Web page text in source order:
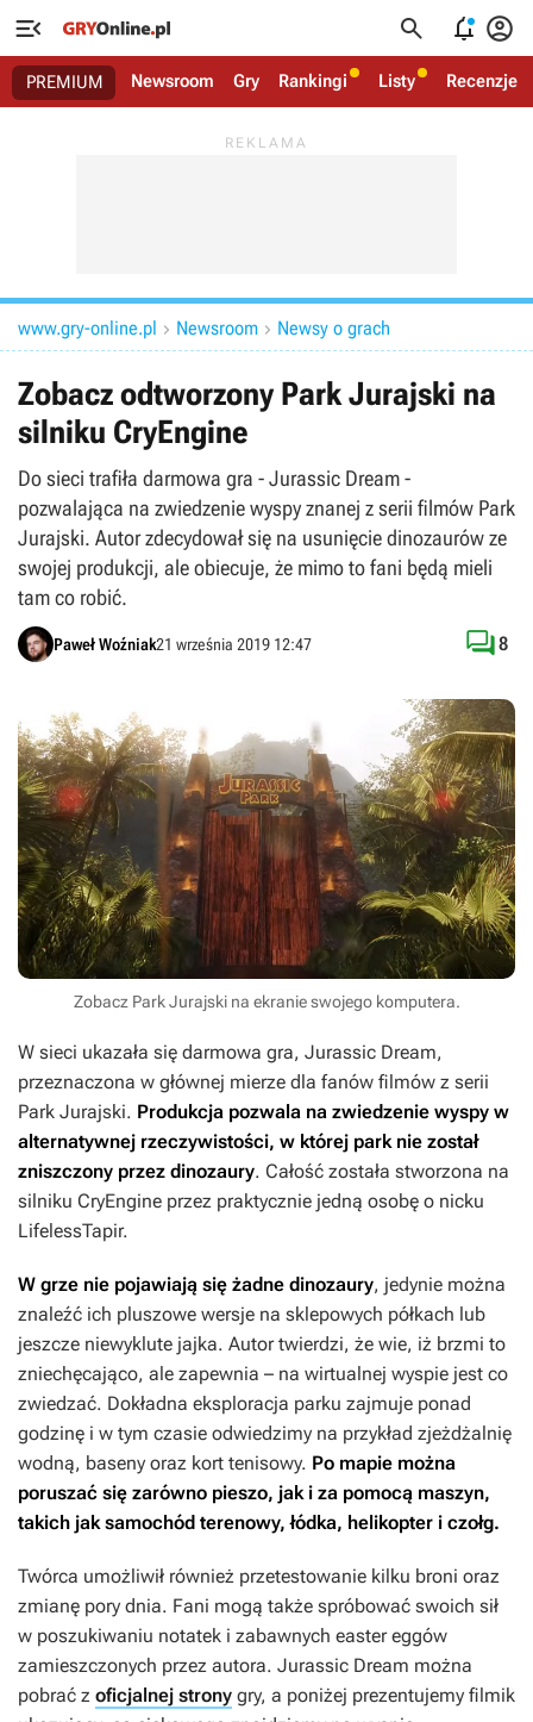
   
PREMIUM Newsroom Gry Rankingi Listy Recenzje
www.gry-online.pl  Newsroom  Newsy o grach
Zobacz odtworzony Park Jurajski na
silniku CryEngine
Do sieci trafiła darmowa gra - Jurassic Dream -
pozwalająca na zwiedzenie wyspy znanej z serii filmów Park
Jurajski. Autor zdecydował się na usunięcie dinozaurów ze
swojej produkcji, ale obiecuje, że mimo to fani będą mieli
tam co robić.
Paweł Woźniak21 września 2019 12:47 8
Zobacz Park Jurajski na ekranie swojego komputera.
W sieci ukazała się darmowa gra, Jurassic Dream,
przeznaczona w głównej mierze dla fanów filmów z serii
Park Jurajski. Produkcja pozwala na zwiedzenie wyspy w
alternatywnej rzeczywistości, w której park nie został
zniszczony przez dinozaury. Całość została stworzona na
silniku CryEngine przez praktycznie jedną osobę o nicku
LifelessTapir.
W grze nie pojawiają się żadne dinozaury, jedynie można
znaleźć ich pluszowe wersje na sklepowych półkach lub
jeszcze niewyklute jajka. Autor twierdzi, że wie, iż brzmi to
zniechęcająco, ale zapewnia – na wirtualnej wyspie jest co
zwiedzać. Dokładna eksploracja parku zajmuje ponad
godzinę i w tym czasie odwiedzimy na przykład zjeżdżalnię
wodną, baseny oraz kort tenisowy. Po mapie można
poruszać się zarówno pieszo, jak i za pomocą maszyn,
takich jak samochód terenowy, łódka, helikopter i czołg.
Twórca umożliwił również przetestowanie kilku broni oraz
zmianę pory dnia. Fani mogą także spróbować swoich sił
w poszukiwaniu notatek i zabawnych easter eggów
zamieszczonych przez autora. Jurassic Dream można
pobrać z oficjalnej strony gry, a poniżej prezentujemy filmik